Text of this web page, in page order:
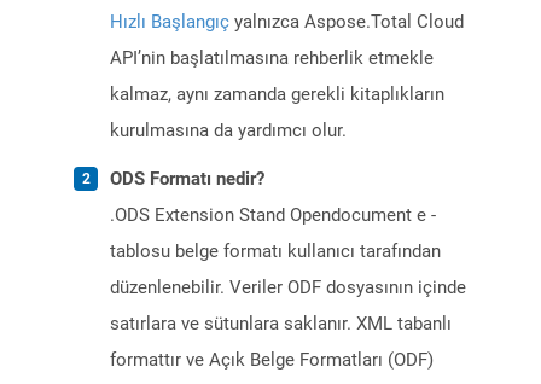
Hızlı Başlangıç yalnızca Aspose.Total Cloud
API’nin başlatılmasına rehberlik etmekle
kalmaz, aynı zamanda gerekli kitaplıkların
kurulmasına da yardımcı olur.
ODS Formatı nedir?
.ODS Extension Stand Opendocument e -
tablosu belge formatı kullanıcı tarafından
düzenlenebilir. Veriler ODF dosyasının içinde
satırlara ve sütunlara saklanır. XML tabanlı
formattır ve Açık Belge Formatları (ODF)